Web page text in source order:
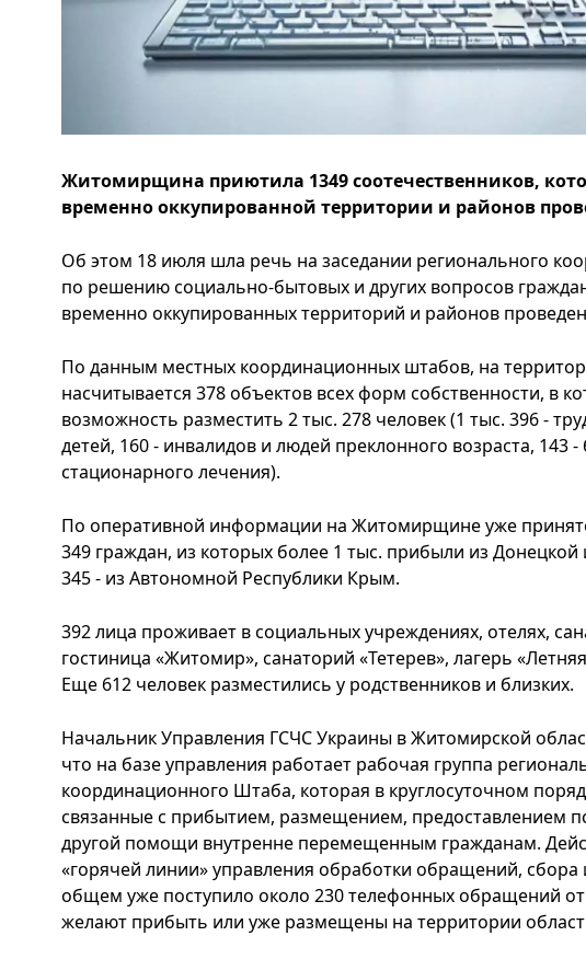
Житомирщина приютила 1349 соотечественников,
временно оккупированной территории и районов
Об этом 18 июля шла речь на заседании регионального
по решению социально-бытовых и других вопросов
временно оккупированных территорий и районов
По данным местных координационных штабов, на
насчитывается 378 объектов всех форм собственности, в
возможность разместить 2 тыс. 278 человек (1 тыс. 396 -
детей, 160 - инвалидов и людей преклонного возраста, 143
стационарного лечения).
По оперативной информации на Житомирщине уже
349 граждан, из которых более 1 тыс. прибыли из Донецкой
345 - из Автономной Республики Крым.
392 лица проживает в социальных учреждениях, отелях,
гостиница «Житомир», санаторий «Тетерев», лагерь
Еще 612 человек разместились у родственников и близких.
Начальник Управления ГСЧС Украины в Житомирской
что на базе управления работает рабочая группа
координационного Штаба, которая в круглосуточном
связанные с прибытием, размещением, предоставлением
другой помощи внутренне перемещенным гражданам.
«горячей линии» управления обработки обращений,
общем уже поступило около 230 телефонных обращений
желают прибыть или уже размещены на территории